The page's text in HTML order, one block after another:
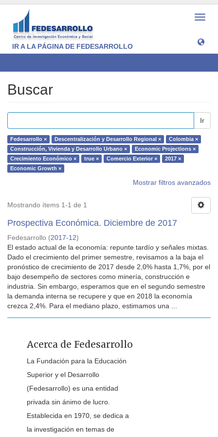
IR A LA PÁGINA DE FEDESARROLLO
Buscar
Ir
Fedesarrollo × Descentralización y Desarrollo Regional ×
Colombia ×
Construcción, Vivienda y Desarrollo Urbano ×
Economic Projections ×
Crecimiento Económico ×
true × Comercio Exterior ×
2017 ×
Economic Growth ×
Mostrar filtros avanzados
Mostrando ítems 1-1 de 1
Prospectiva Económica. Diciembre de 2017
Fedesarrollo (2017-12)
El estado actual de la economía: repunte tardío y señales mixtas.
Dado el crecimiento del primer semestre, revisamos a la baja el
pronóstico de crecimiento de 2017 desde 2,0% hasta 1,7%, por el
bajo desempeño de sectores como minería, construcción e
industria. Sin embargo, esperamos que en el segundo semestre
la demanda interna se recupere y que en 2018 la economía
crezca 2,4%. Para el mediano plazo, estimamos una ...
Acerca de Fedesarrollo
La Fundación para la Educación
Superior y el Desarrollo
(Fedesarrollo) es una entidad
privada sin ánimo de lucro.
Establecida en 1970, se dedica a
la investigación en temas de